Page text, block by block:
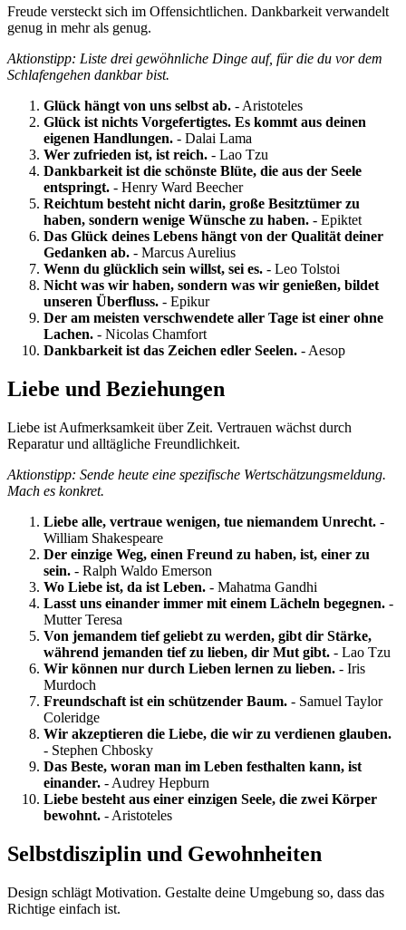
Freude versteckt sich im Offensichtlichen. Dankbarkeit verwandelt
genug in mehr als genug.
Aktionstipp: Liste drei gewöhnliche Dinge auf, für die du vor dem
Schlafengehen dankbar bist.
Glück hängt von uns selbst ab. - Aristoteles
Glück ist nichts Vorgefertigtes. Es kommt aus deinen
eigenen Handlungen. - Dalai Lama
Wer zufrieden ist, ist reich. - Lao Tzu
Dankbarkeit ist die schönste Blüte, die aus der Seele
entspringt. - Henry Ward Beecher
Reichtum besteht nicht darin, große Besitztümer zu
haben, sondern wenige Wünsche zu haben. - Epiktet
Das Glück deines Lebens hängt von der Qualität deiner
Gedanken ab. - Marcus Aurelius
Wenn du glücklich sein willst, sei es. - Leo Tolstoi
Nicht was wir haben, sondern was wir genießen, bildet
unseren Überfluss. - Epikur
Der am meisten verschwendete aller Tage ist einer ohne
Lachen. - Nicolas Chamfort
Dankbarkeit ist das Zeichen edler Seelen. - Aesop
Liebe und Beziehungen
Liebe ist Aufmerksamkeit über Zeit. Vertrauen wächst durch
Reparatur und alltägliche Freundlichkeit.
Aktionstipp: Sende heute eine spezifische Wertschätzungsmeldung.
Mach es konkret.
Liebe alle, vertraue wenigen, tue niemandem Unrecht. -
William Shakespeare
Der einzige Weg, einen Freund zu haben, ist, einer zu
sein. - Ralph Waldo Emerson
Wo Liebe ist, da ist Leben. - Mahatma Gandhi
Lasst uns einander immer mit einem Lächeln begegnen. -
Mutter Teresa
Von jemandem tief geliebt zu werden, gibt dir Stärke,
während jemanden tief zu lieben, dir Mut gibt. - Lao Tzu
Wir können nur durch Lieben lernen zu lieben. - Iris
Murdoch
Freundschaft ist ein schützender Baum. - Samuel Taylor
Coleridge
Wir akzeptieren die Liebe, die wir zu verdienen glauben.
- Stephen Chbosky
Das Beste, woran man im Leben festhalten kann, ist
einander. - Audrey Hepburn
Liebe besteht aus einer einzigen Seele, die zwei Körper
bewohnt. - Aristoteles
Selbstdisziplin und Gewohnheiten
Design schlägt Motivation. Gestalte deine Umgebung so, dass das
Richtige einfach ist.